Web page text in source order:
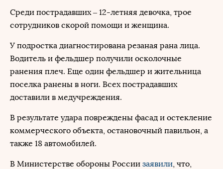
Среди пострадавших – 12-летняя девочка, трое
сотрудников скорой помощи и женщина.
У подростка диагностирована резаная рана лица.
Водитель и фельдшер получили осколочные
ранения плеч. Еще один фельдшер и жительница
поселка ранены в ноги. Всех пострадавших
доставили в медучреждения.
В результате удара повреждены фасад и остекление
коммерческого объекта, остановочный павильон, а
также 18 автомобилей.
В Министерстве обороны России заявили, что,